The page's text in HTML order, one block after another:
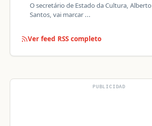
O secretário de Estado da Cultura, Alberto
Santos, vai marcar ...
Ver feed RSS completo
PUBLICIDAD